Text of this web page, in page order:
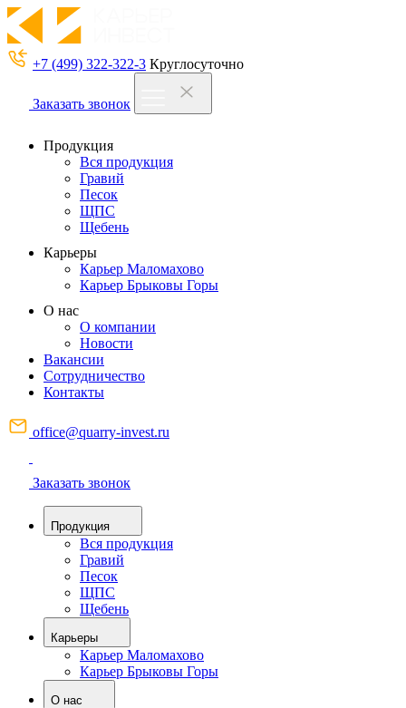
+7 (499) 322-322-3 Круглосуточно
Заказать звонок
Продукция
Вся продукция
Гравий
Песок
ЩПС
Щебень
Карьеры
Карьер Маломахово
Карьер Брыковы Горы
О нас
О компании
Новости
Вакансии
Сотрудничество
Контакты
office@quarry-invest.ru
Заказать звонок
Продукция
Вся продукция
Гравий
Песок
ЩПС
Щебень
Карьеры
Карьер Маломахово
Карьер Брыковы Горы
О нас